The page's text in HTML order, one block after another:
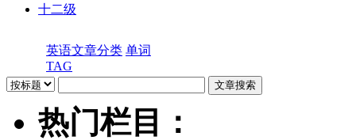
十二级
英语文章分类 单词
TAG
热门栏目：